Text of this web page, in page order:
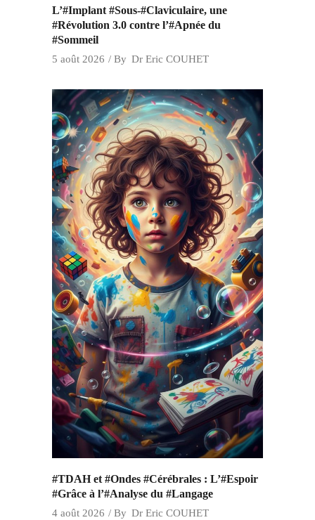
L’#Implant #Sous-#Claviculaire, une
#Révolution 3.0 contre l’#Apnée du
#Sommeil
5 août 2026 By Dr Eric COUHET
#TDAH et #Ondes #Cérébrales : L’#Espoir
#Grâce à l’#Analyse du #Langage
4 août 2026 By Dr Eric COUHET